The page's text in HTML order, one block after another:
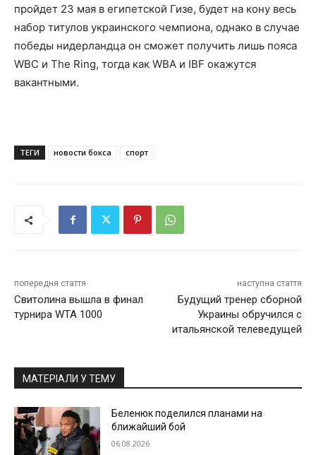
пройдет 23 мая в египетской Гизе, будет на кону весь
набор титулов украинского чемпиона, однако в случае
победы нидерландца он сможет получить лишь пояса
WBC и The Ring, тогда как WBA и IBF окажутся
вакантными.
ТЕГИ новости бокса спорт
попередня стаття
Свитолина вышла в финал
турнира WTA 1000
наступна стаття
Будущий тренер сборной
Украины обручился с
итальянской телеведущей
МАТЕРІАЛИ У ТЕМУ
Беленюк поделился планами на
ближайший бой
06.08.2026